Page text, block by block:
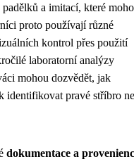
a imitací, které
proto používají různé
kontrol přes použití
laboratorní analýzy
mohou dozvědět, jak
identifikovat pravé stříbro
dokumentace a